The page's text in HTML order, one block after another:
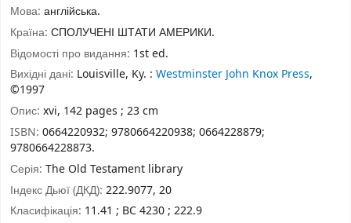
Мова: англійська.
Країна: СПОЛУЧЕНІ ШТАТИ АМЕРИКИ.
Відомості про видання: 1st ed.
Вихідні дані: Louisville, Ky. : Westminster John Knox Press,
©1997
Опис: xvi, 142 pages ; 23 cm
ISBN: 0664220932; 9780664220938; 0664228879;
9780664228873.
Серія: The Old Testament library
Індекс Дьюї (ДКД): 222.9077, 20
Класифікація: 11.41 ; BC 4230 ; 222.9